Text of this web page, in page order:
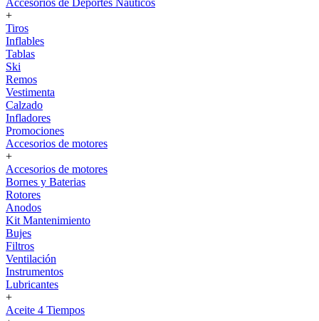
Accesorios de Deportes Náuticos
+
Tiros
Inflables
Tablas
Ski
Remos
Vestimenta
Calzado
Infladores
Promociones
Accesorios de motores
+
Accesorios de motores
Bornes y Baterias
Rotores
Anodos
Kit Mantenimiento
Bujes
Filtros
Ventilación
Instrumentos
Lubricantes
+
Aceite 4 Tiempos